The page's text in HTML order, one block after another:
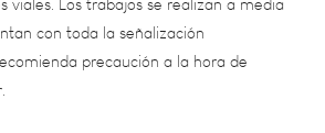
precaución a la hora de
Junín, acompañado de autoridades